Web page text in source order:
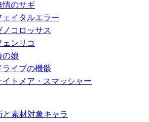
情のサギ
ェイタルエラー
ノコロッサス
ェンリコ
の娘
ライブの機骸
イトメア・スマッシャー
素材対象キャラ